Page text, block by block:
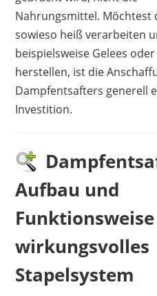
Nahrungsmittel. Möchtest
sowieso heiß verarbeiten
beispielsweise Gelees
herstellen, ist die
Dampfentsafters generell
Investition.
Aufbau und
wirkungsvolles
Stapelsystem